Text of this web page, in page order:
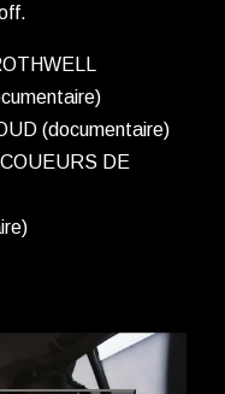
(documentaire)
DE